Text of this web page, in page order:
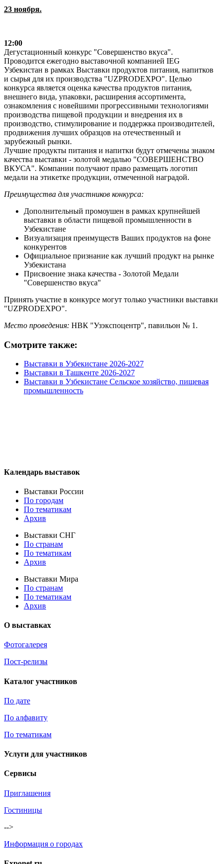
23 ноября.
12:00
Дегустационный конкурс "Совершенство вкуса".
Проводится ежегодно выставочной компанией IEG
Узбекистан в рамках Выставки продуктов питания, напитков
и сырья для их производства "UZPRODEXPO". Целью
конкурса является оценка качества продуктов питания,
внешнего вида, упаковки, расширения ассортимента,
ознакомления с новейшими прогрессивными технологиями
производства пищевой продукции и внедрения их в
производство, стимулирование и поддержка производителей,
продвижения лучших образцов на отечественный и
зарубежный рынки.
Лучшие продукты питания и напитки будут отмечены знаком
качества выставки - золотой медалью "СОВЕРШЕНСТВО
ВКУСА". Компании получают право размещать логотип
медали на этикетке продукции, отмеченной наградой.
Преимущества для участников конкурса:
Дополнительный промоушен в рамках крупнейшей
выставки в области пищевой промышленности в
Узбекистане
Визуализация преимуществ Ваших продуктов на фоне
конкурентов
Официальное признание как лучший продукт на рынке
Узбекистана
Присвоение знака качества - Золотой Медали
"Совершенство вкуса"
Принять участие в конкурсе могут только участники выставки
"UZPRODEXPO".
Место проведения: НВК "Узэкспоцентр", павильон № 1.
Смотрите также:
Выставки в Узбекистане 2026-2027
Выставки в Ташкенте 2026-2027
Выставки в Узбекистане Сельское хозяйство, пищевая
промышленность
Календарь выставок
Выставки России
По городам
По тематикам
Архив
Выставки СНГ
По странам
По тематикам
Архив
Выставки Мира
По странам
По тематикам
Архив
О выставках
Фотогалерея
Пост-релизы
Каталог участников
По дате
По алфавиту
По тематикам
Услуги для участников
Сервисы
Приглашения
Гостиницы
-->
Информация о городах